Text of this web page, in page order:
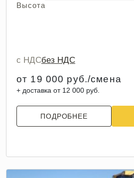
Высота
с НДСбез НДС
от 19 000 руб./смена
+ доставка от 12 000 руб.
ПОДРОБНЕЕ